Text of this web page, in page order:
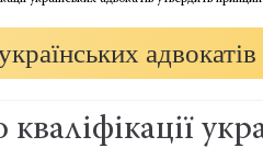
адвокатів